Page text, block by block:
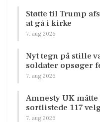
Støtte til Trump
at gå i kirke
7. aug 2026
Nyt tegn på stille
soldater opsøger
7. aug 2026
Amnesty UK
sortlistede 117
7. aug 2026